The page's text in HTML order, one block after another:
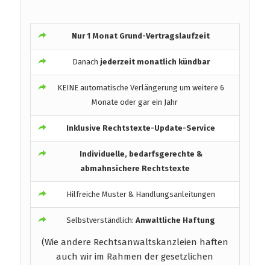
Nur 1 Monat Grund-Vertragslaufzeit
Danach jederzeit monatlich kündbar
KEINE automatische Verlängerung um weitere 6
Monate oder gar ein Jahr
Inklusive Rechtstexte-Update-Service
Individuelle, bedarfsgerechte &
abmahnsichere Rechtstexte
Hilfreiche Muster & Handlungsanleitungen
Selbstverständlich:Anwaltliche Haftung
(Wie andere Rechtsanwaltskanzleien haften
auch wir im Rahmen der gesetzlichen